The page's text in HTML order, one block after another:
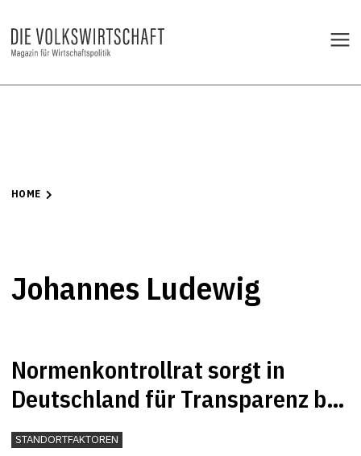
HOME
Johannes Ludewig
Normenkontrollrat sorgt in
Deutschland für Transparenz bei
Folgekosten
STANDORTFAKTOREN